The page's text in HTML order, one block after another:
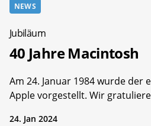
NEWS
Jubiläum
40 Jahre Macintosh
Am 24. Januar 1984 wurde der
Apple vorgestellt. Wir
24. Jan 2024